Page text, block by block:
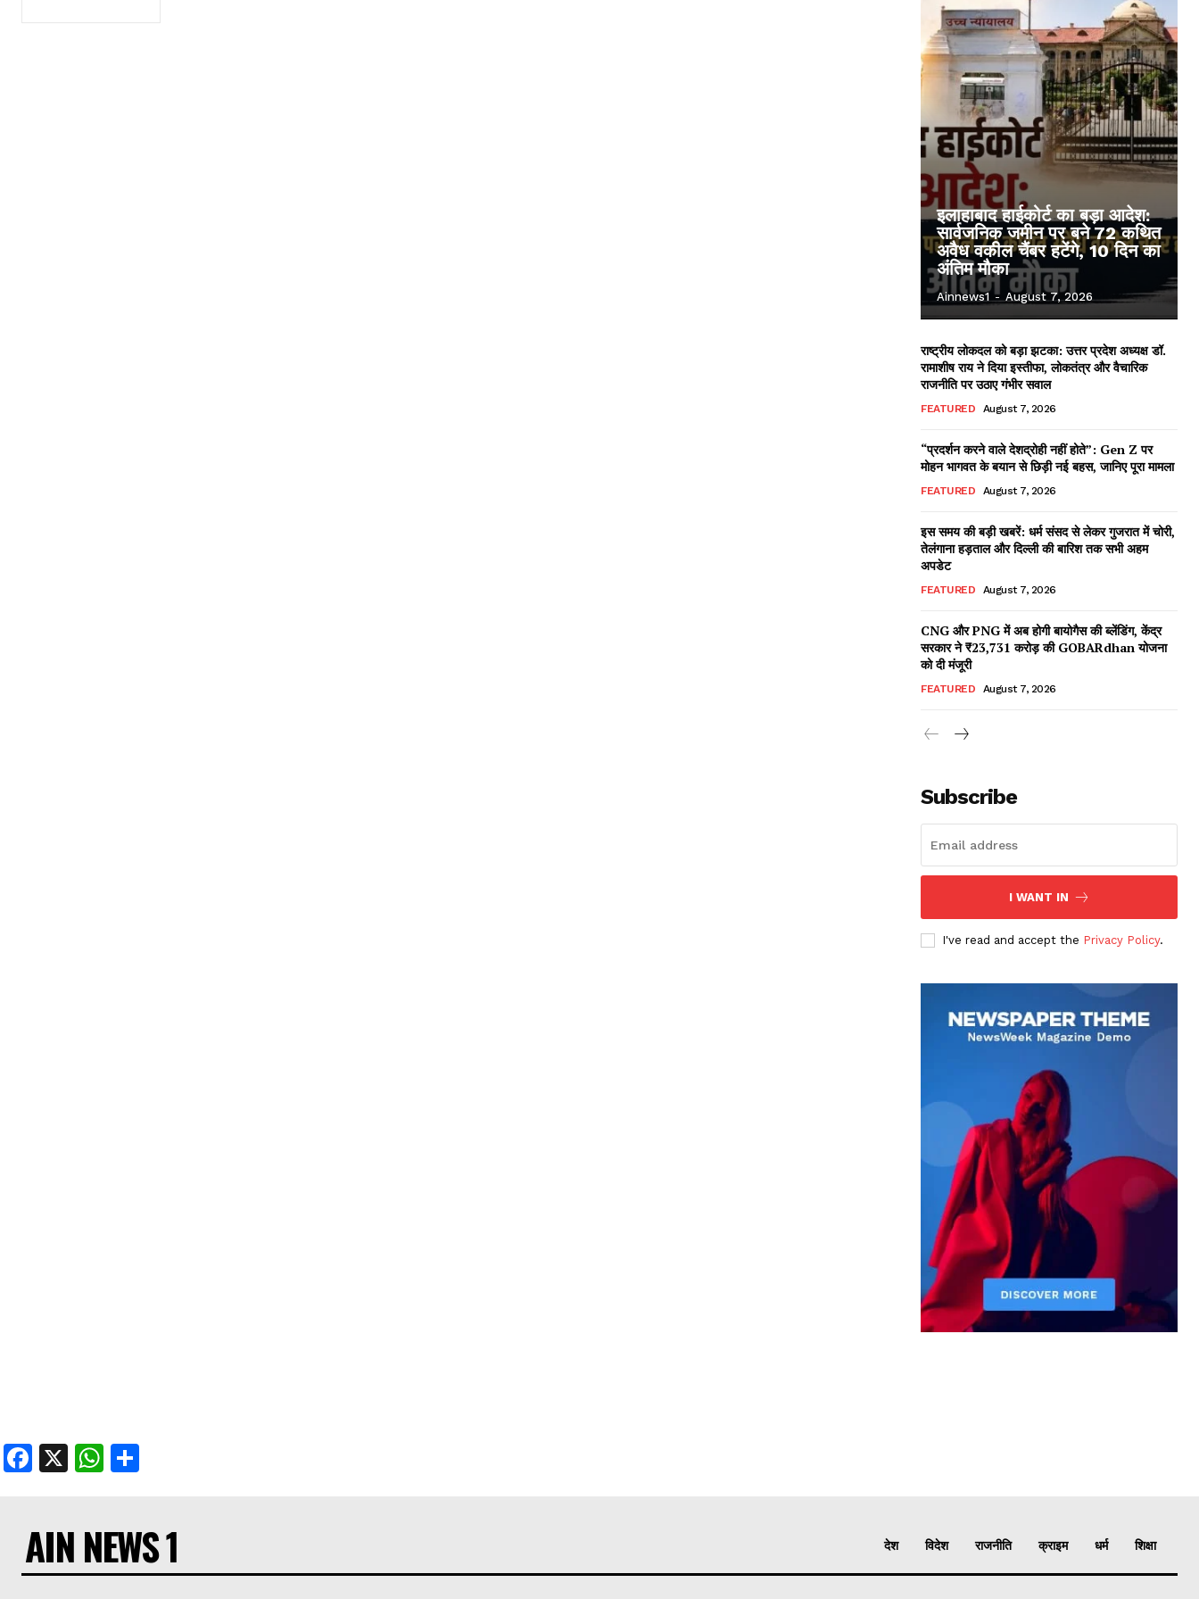
इलाहाबाद हाईकोर्ट का बड़ा आदेश:
सार्वजनिक जमीन पर बने 72 कथित
अवैध वकील चैंबर हटेंगे, 10 दिन का
अंतिम मौका
Ainnews1 - August 7, 2026
राष्ट्रीय लोकदल को बड़ा झटका: उत्तर प्रदेश अध्यक्ष डॉ.
रामाशीष राय ने दिया इस्तीफा, लोकतंत्र और वैचारिक
राजनीति पर उठाए गंभीर सवाल
FEATURED August 7, 2026
“प्रदर्शन करने वाले देशद्रोही नहीं होते”: Gen Z पर
मोहन भागवत के बयान से छिड़ी नई बहस, जानिए पूरा मामला
FEATURED August 7, 2026
इस समय की बड़ी खबरें: धर्म संसद से लेकर गुजरात में चोरी,
तेलंगाना हड़ताल और दिल्ली की बारिश तक सभी अहम
अपडेट
FEATURED August 7, 2026
CNG और PNG में अब होगी बायोगैस की ब्लेंडिंग, केंद्र
सरकार ने ₹23,731 करोड़ की GOBARdhan योजना
को दी मंजूरी
FEATURED August 7, 2026
Subscribe
I WANT IN
I've read and accept the Privacy Policy.
Facebook
X WhatsApp
AIN NEWS 1 देश विदेश राजनीति क्राइम धर्म शिक्षा